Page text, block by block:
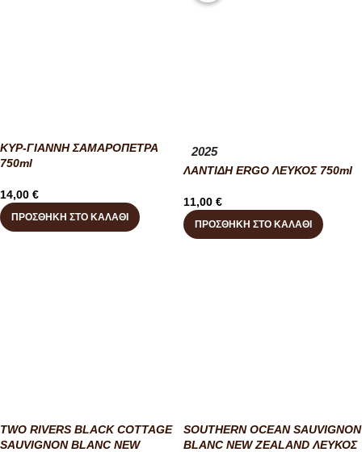
ΚΥΡ-ΓΙΑΝΝΗ ΣΑΜΑΡΟΠΕΤΡΑ
750ml
14,00 €
ΠΡΟΣΘΉΚΗ ΣΤΟ ΚΑΛΆΘΙ
2025
ΛΑΝΤΙΔΗ ERGO ΛΕΥΚΟΣ 750ml
11,00 €
ΠΡΟΣΘΉΚΗ ΣΤΟ ΚΑΛΆΘΙ
TWO RIVERS BLACK COTTAGE
SAUVIGNON BLANC NEW
SOUTHERN OCEAN SAUVIGNON
BLANC NEW ZEALAND ΛΕΥΚΟΣ